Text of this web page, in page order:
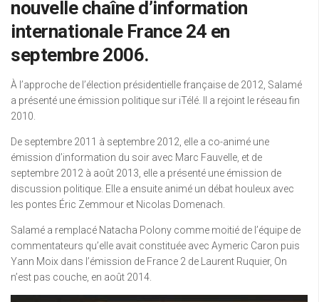
nouvelle chaîne d’information
internationale France 24 en
septembre 2006.
À l’approche de l’élection présidentielle française de 2012, Salamé
a présenté une émission politique sur iTélé. Il a rejoint le réseau fin
2010.
De septembre 2011 à septembre 2012, elle a co-animé une
émission d’information du soir avec Marc Fauvelle, et de
septembre 2012 à août 2013, elle a présenté une émission de
discussion politique. Elle a ensuite animé un débat houleux avec
les pontes Éric Zemmour et Nicolas Domenach.
Salamé a remplacé Natacha Polony comme moitié de l’équipe de
commentateurs qu’elle avait constituée avec Aymeric Caron puis
Yann Moix dans l’émission de France 2 de Laurent Ruquier, On
n’est pas couche, en août 2014.